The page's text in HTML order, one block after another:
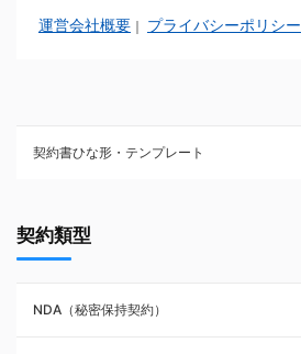
運営会社概要 ｜ プライバシーポリシー
契約書ひな形・テンプレート
NDA（秘密保持契約）
業務委託契約
契約類型
NDA（秘密保持契約）